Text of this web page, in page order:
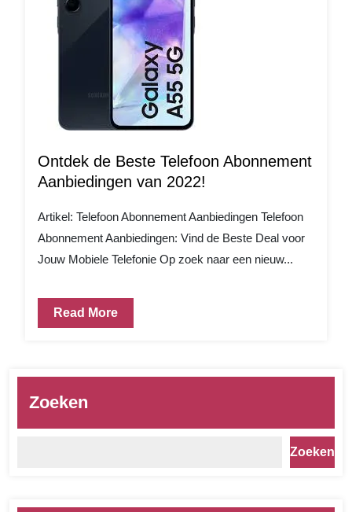
Ontdek de Beste Telefoon Abonnement
Aanbiedingen van 2022!
Artikel: Telefoon Abonnement Aanbiedingen Telefoon
Abonnement Aanbiedingen: Vind de Beste Deal voor
Jouw Mobiele Telefonie Op zoek naar een nieuw...
Read More
Zoeken
Zoeken